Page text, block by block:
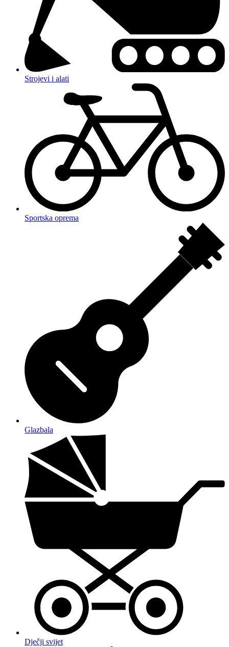
Strojevi i alati
Sportska oprema
Glazbala
Dječji svijet